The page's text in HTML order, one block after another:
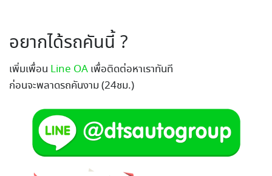
อยากได้รถคันนี้ ?
เพิ่มเพื่อน Line OA เพื่อติดต่อหาเราทันที
ก่อนจะพลาดรถคันงาม (24ชม.)